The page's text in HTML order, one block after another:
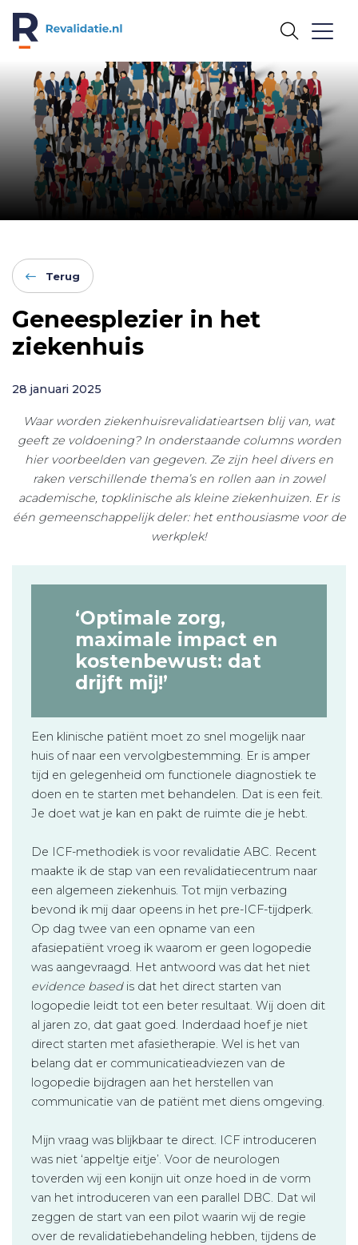
REVALIDATIE.NL
Terug
Geneesplezier in het
ziekenhuis
28 januari 2025
Waar worden ziekenhuisrevalidatieartsen blij van, wat
geeft ze voldoening? In onderstaande columns worden
hier voorbeelden van gegeven. Ze zijn heel divers en
raken verschillende thema’s en rollen aan in zowel
academische, topklinische als kleine ziekenhuizen. Er is
één gemeenschappelijk deler: het enthousiasme voor de
werkplek!
‘Optimale zorg,
maximale impact en
kostenbewust: dat
drijft mij!’
Een klinische patiënt moet zo snel mogelijk naar
huis of naar een vervolgbestemming. Er is amper
tijd en gelegenheid om functionele diagnostiek te
doen en te starten met behandelen. Dat is een feit.
Je doet wat je kan en pakt de ruimte die je hebt.
De ICF-methodiek is voor revalidatie ABC. Recent
maakte ik de stap van een revalidatiecentrum naar
een algemeen ziekenhuis. Tot mijn verbazing
bevond ik mij daar opeens in het pre-ICF-tijdperk.
Op dag twee van een opname van een
afasiepatiënt vroeg ik waarom er geen logopedie
was aangevraagd. Het antwoord was dat het niet
evidence basedis dat het direct starten van
logopedie leidt tot een beter resultaat. Wij doen dit
al jaren zo, dat gaat goed. Inderdaad hoef je niet
direct starten met afasietherapie. Wel is het van
belang dat er communicatieadviezen van de
logopedie bijdragen aan het herstellen van
communicatie van de patiënt met diens omgeving.
Mijn vraag was blijkbaar te direct. ICF introduceren
was niet ‘appeltje eitje’. Voor de neurologen
toverden wij een konijn uit onze hoed in de vorm
van het introduceren van een parallel DBC. Dat wil
zeggen de start van een pilot waarin wij de regie
over de revalidatiebehandeling hebben, tijdens de